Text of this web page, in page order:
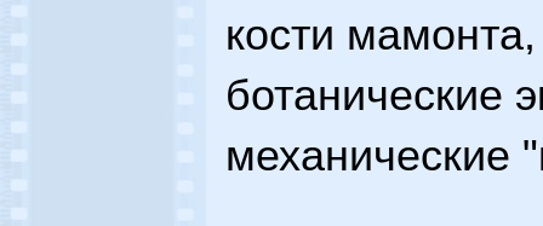
кости
ботанические
механические